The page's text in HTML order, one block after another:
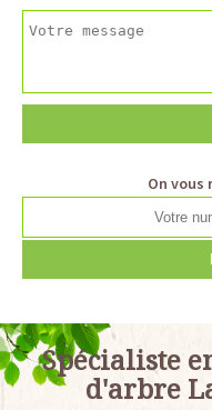
On
Spécialiste
d'arbre